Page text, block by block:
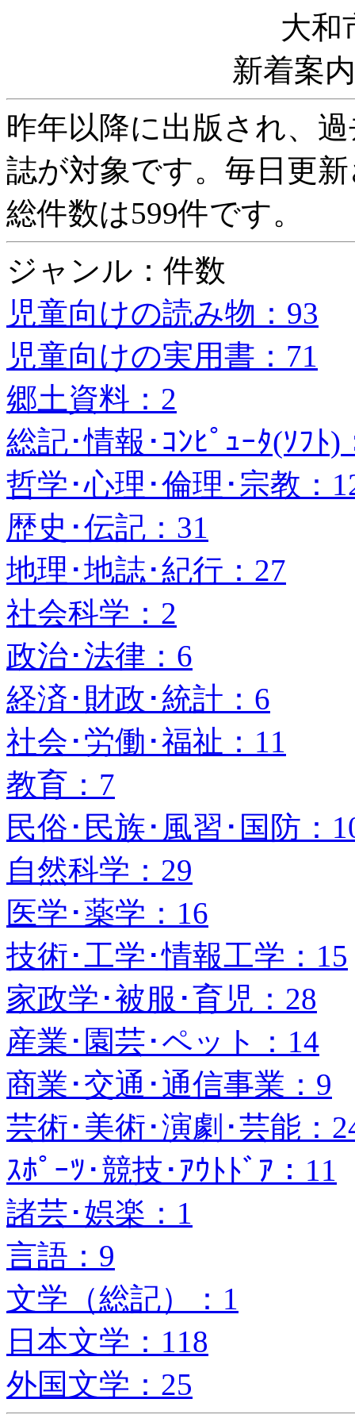
大和
新着案
昨年以降に出版され、
誌が対象です。毎日更
総件数は599件です。
ジャンル：件数
児童向けの読み物：93
児童向けの実用書：71
郷土資料：2
総記･情報･ｺﾝﾋﾟｭｰﾀ(ｿﾌﾄ)
哲学･心理･倫理･宗教：
歴史･伝記：31
地理･地誌･紀行：27
社会科学：2
政治･法律：6
経済･財政･統計：6
社会･労働･福祉：11
教育：7
民俗･民族･風習･国防：
自然科学：29
医学･薬学：16
技術･工学･情報工学：15
家政学･被服･育児：28
産業･園芸･ペット：14
商業･交通･通信事業：9
芸術･美術･演劇･芸能：
ｽﾎﾟｰﾂ･競技･ｱｳﾄﾄﾞｱ：11
諸芸･娯楽：1
言語：9
文学（総記）：1
日本文学：118
外国文学：25